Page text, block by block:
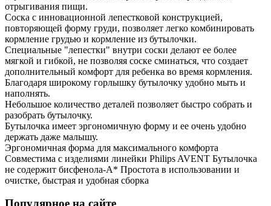
отрыгивания пищи.
Соска с инновационной лепестковой конструкцией,
повторяющей форму груди, позволяет легко комбинировать
кормление грудью и кормление из бутылочки.
Специальные "лепестки" внутри соски делают ее более
мягкой и гибкой, не позволяя соске сминаться, что создает
дополнительный комфорт для ребенка во время кормления.
Благодаря широкому горлышку бутылочку удобно мыть и
наполнять.
Небольшое количество деталей позволяет быстро собрать и
разобрать бутылочку.
Бутылочка имеет эргономичную форму и ее очень удобно
держать даже малышу.
Эргономичная форма для максимального комфорта
Совместима с изделиями линейки Philips AVENT Бутылочка
не содержит бисфенола-А* Простота в использовании и
очистке, быстрая и удобная сборка